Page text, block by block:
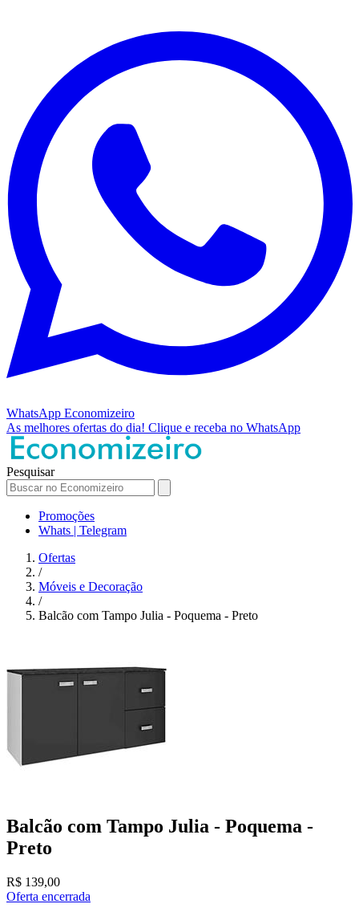
WhatsApp Economizeiro
As melhores ofertas do dia! Clique e receba no WhatsApp
Pesquisar
Promoções
Whats | Telegram
Ofertas
/
Móveis e Decoração
/
Balcão com Tampo Julia - Poquema - Preto
Balcão com Tampo Julia - Poquema -
Preto
R$ 139,00
Oferta encerrada